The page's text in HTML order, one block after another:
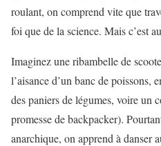
roulant, on comprend vite que
foi que de la science. Mais c’est
Imaginez une ribambelle de
l’aisance d’un banc de poissons,
des paniers de légumes, voire un
promesse de backpacker).
anarchique, on apprend à danser